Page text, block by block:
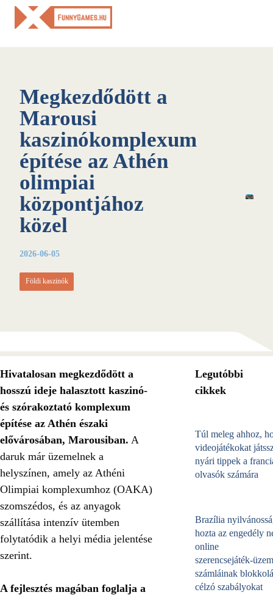
Skip
Megkezdődött a
Marousi
kaszinókomplexum
építése az Athén
olimpiai
központjához
közel
2026-06-05
Földi kaszinók
Hivatalosan megkezdődött a
hosszú ideje halasztott kaszinó-
és szórakoztató komplexum
építése az Athén északi
elővárosában, Marousiban. A
daruk már üzemelnek a
helyszínen, amely az Athéni
Olimpiai komplexumhoz (OAKA)
szomszédos, és az anyagok
szállítása intenzív ütemben
folytatódik a helyi média jelentése
szerint.
A fejlesztés magában foglalja a
Legutóbbi
cikkek
Túl meleg ahhoz,
videojátékokat
nyári tippek a
olvasók számára
Brazília
hozta az engedély
online
számláinak
célzó szabályokat